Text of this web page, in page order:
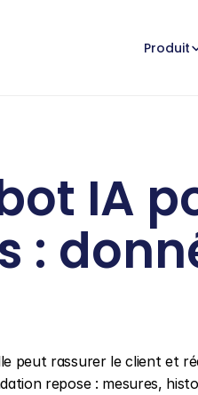
Produit
IA
:
peut rassurer le client et
repose : mesures,